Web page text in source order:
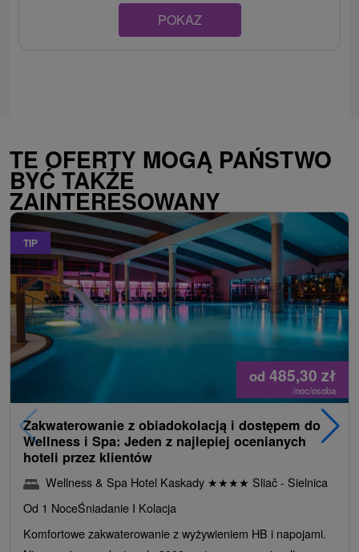
POKAZ
TE OFERTY MOGĄ PAŃSTWO
BYĆ TAKŻE
ZAINTERESOWANY
TIP
od 485,30 zł
/noc/osoba
Zakwaterowanie z obiadokolacją i dostępem do
Wellness i Spa: Jeden z najlepiej ocenianych
hoteli przez klientów
Wellness & Spa Hotel Kaskady ★★★★ Sliač - Sielnica
Od 1 NoceŚniadanie I Kolacja
Komfortowe zakwaterowanie z wyżywieniem HB i napojami.